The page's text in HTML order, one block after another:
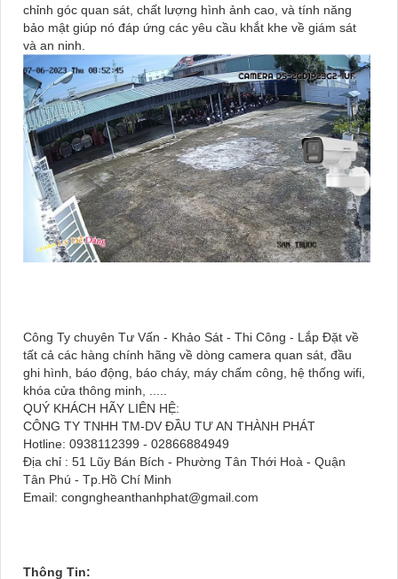
chỉnh góc quan sát, chất lượng hình ảnh cao, và tính năng
bảo mật giúp nó đáp ứng các yêu cầu khắt khe về giám sát
và an ninh.
Công Ty chuyên Tư Vấn - Khảo Sát - Thi Công - Lắp Đặt về
tất cả các hàng chính hãng về dòng camera quan sát, đầu
ghi hình, báo động, báo cháy, máy chấm công, hệ thống wifi,
khóa cửa thông minh, .....
QUÝ KHÁCH HÃY LIÊN HỆ:
CÔNG TY TNHH TM-DV ĐẦU TƯ AN THÀNH PHÁT
Hotline: 0938112399 - 02866884949
Địa chỉ : 51 Lũy Bán Bích - Phường Tân Thới Hoà - Quận
Tân Phú - Tp.Hồ Chí Minh
Email: congngheanthanhphat@gmail.com
Thông Tin: